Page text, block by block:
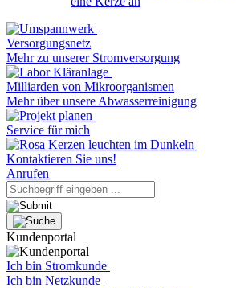
Versorgungsnetz
Mehr zu unserer Stromversorgung
Milliarden von Mikroorganismen
Mehr über unsere Abwasserreinigung
Service für mich
Kontaktieren Sie uns!
Anrufen
Kundenportal
Ich bin Stromkunde
Ich bin Netzkunde